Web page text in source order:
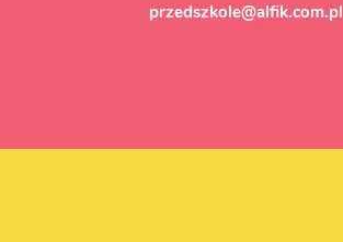
przedszkole@alfik.com.pl